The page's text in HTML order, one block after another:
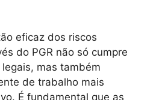
eficaz dos riscos
do PGR não só cumpre
mas também
de trabalho mais
É fundamental que as